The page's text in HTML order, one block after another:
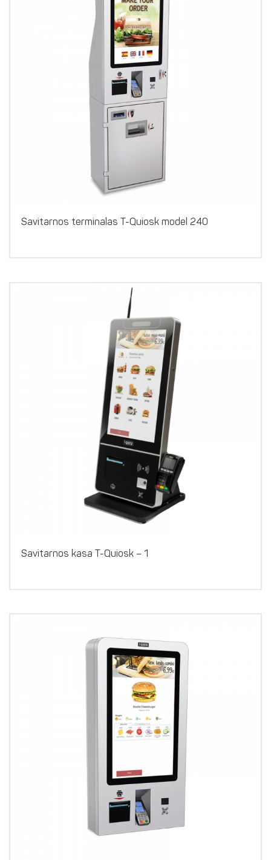
Savitarnos terminalas T-Quiosk model 240
Savitarnos kasa T-Quiosk – 1